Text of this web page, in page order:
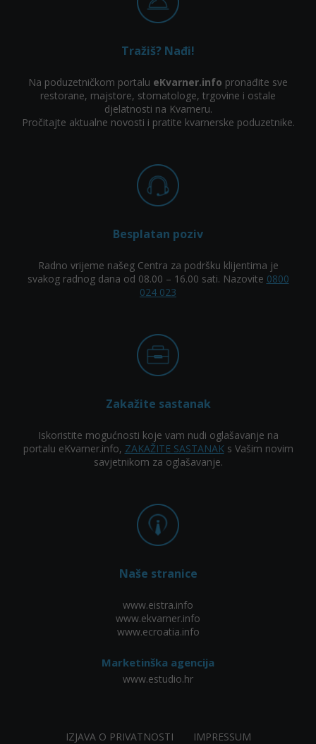
Tražiš? Nađi!
Na poduzetničkom portalu eKvarner.info pronađite sve
restorane, majstore, stomatologe, trgovine i ostale
djelatnosti na Kvarneru.
Pročitajte aktualne novosti i pratite kvarnerske poduzetnike.
Besplatan poziv
Radno vrijeme našeg Centra za podršku klijentima je
svakog radnog dana od 08.00 – 16.00 sati. Nazovite 0800
024 023
Zakažite sastanak
Iskoristite mogućnosti koje vam nudi oglašavanje na
portalu eKvarner.info, ZAKAŽITE SASTANAKs Vašim novim
savjetnikom za oglašavanje.
Naše stranice
www.eistra.info
www.ekvarner.info
www.ecroatia.info
Marketinška agencija
www.estudio.hr
IZJAVA O PRIVATNOSTI IMPRESSUM